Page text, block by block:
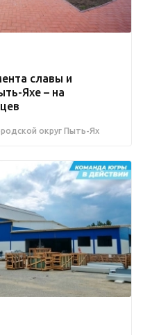
славы и
Яхе – на
округ Пыть-Ях